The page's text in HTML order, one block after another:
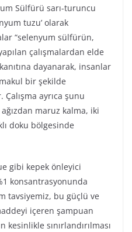
Sülfürü sarı-turuncu
tuzu’ olarak
“selenyum sülfürün,
çalışmalardan elde
dayanarak, insanlar
bir şekilde
ayrıca şunu
maruz kalma, iki
doku bölgesinde
gibi kepek önleyici
konsantrasyonunda
tavsiyemiz, bu güçlü ve
içeren şampuan
kesinlikle sınırlandırılması